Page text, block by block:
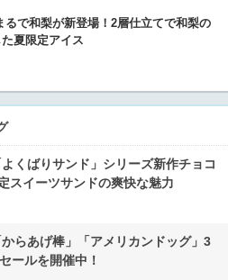
るで和梨が新登場！2層仕立てで和梨の
夏限定アイス
くばりサンド」シリーズ新作チョコ
スイーツサンドの爽快な魅力
らあげ棒」「アメリカンドッグ」3
ールを開催中！